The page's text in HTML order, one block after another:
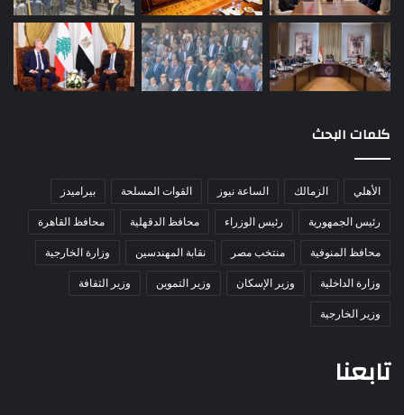
كلمات البحث
الأهلي الزمالك الساعة نيوز القوات المسلحة
بيراميدز
رئيس الجمهورية
رئيس الوزراء محافظ الدقهلية
محافظ القاهرة
محافظ المنوفية
منتخب مصر نقابة المهندسين
وزارة الخارجية
وزارة الداخلية
وزير الإسكان وزير التموين
وزير الثقافة
وزير الخارجية
تابعنا